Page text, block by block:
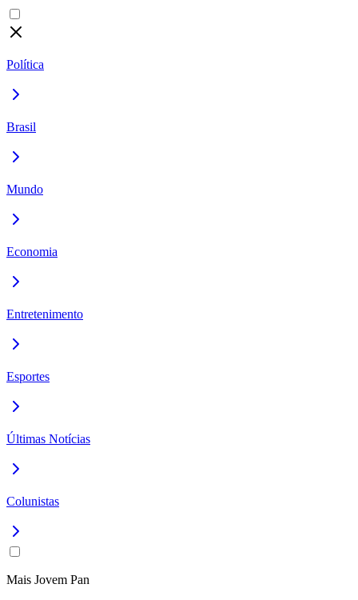
Política
Brasil
Mundo
Economia
Entretenimento
Esportes
Últimas Notícias
Colunistas
Mais Jovem Pan